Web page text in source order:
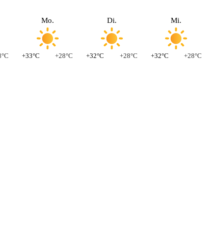
Mo.
+33°C +28°C
Di.
+32°C +28°C
Mi.
+32°C +28°C